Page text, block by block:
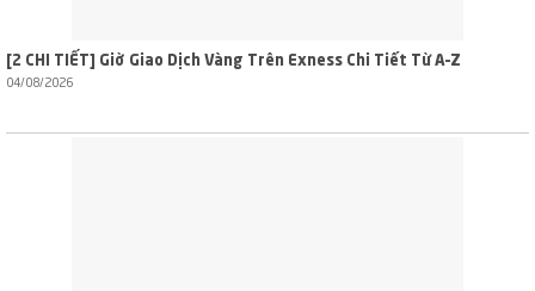
[2 CHI TIẾT] Giờ Giao Dịch Vàng Trên Exness Chi Tiết Từ A–Z
04/08/2026